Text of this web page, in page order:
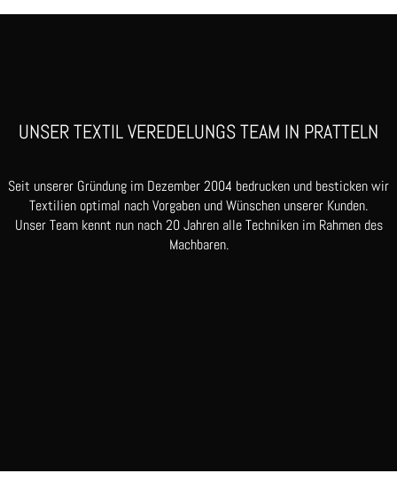
UNSER TEXTIL VEREDELUNGS TEAM IN PRATTELN
Seit unserer Gründung im Dezember 2004 bedrucken und besticken wir
Textilien optimal nach Vorgaben und Wünschen unserer Kunden.
Unser Team kennt nun nach 20 Jahren alle Techniken im Rahmen des
Machbaren.